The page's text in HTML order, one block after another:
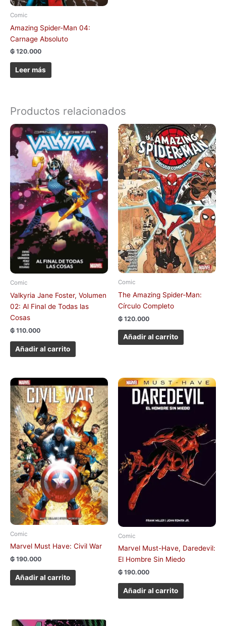
Comic
Amazing Spider-Man 04:
Carnage Absoluto
₲ 120.000
Leer más
Productos relacionados
Comic
Valkyria Jane Foster, Volumen
02: Al Final de Todas las
Cosas
₲ 110.000
Añadir al carrito
Comic
The Amazing Spider-Man:
Círculo Completo
₲ 120.000
Añadir al carrito
Comic
Marvel Must Have: Civil War
₲ 190.000
Añadir al carrito
Comic
Marvel Must-Have, Daredevil:
El Hombre Sin Miedo
₲ 190.000
Añadir al carrito